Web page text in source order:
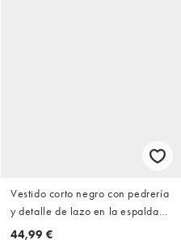
Vestido corto negro con pedrería
y detalle de lazo en la espalda
de ONLY
44,99 €